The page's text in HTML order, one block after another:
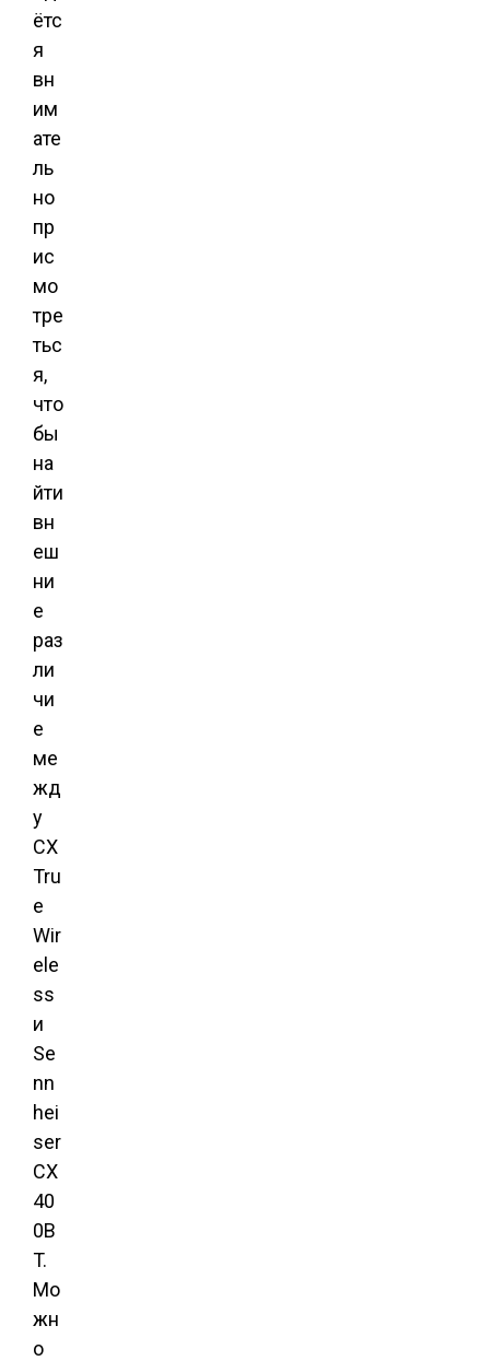
ётс
я
вн
им
ате
ль
но
пр
ис
мо
тре
тьс
я,
что
бы
на
йти
вн
еш
ни
е
раз
ли
чи
е
ме
жд
у
CX
Tru
e
Wir
ele
ss
и
Se
nn
hei
ser
CX
40
0B
T.
Мо
жн
о